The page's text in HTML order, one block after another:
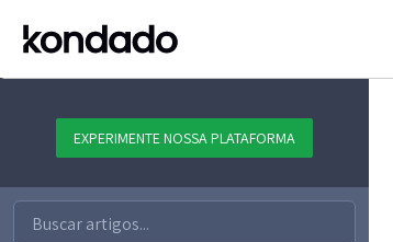
EXPERIMENTE NOSSA PLATAFORMA